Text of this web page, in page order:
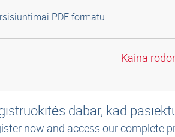
PDF formatu
Kaina
dabar, kad
now and access our complete